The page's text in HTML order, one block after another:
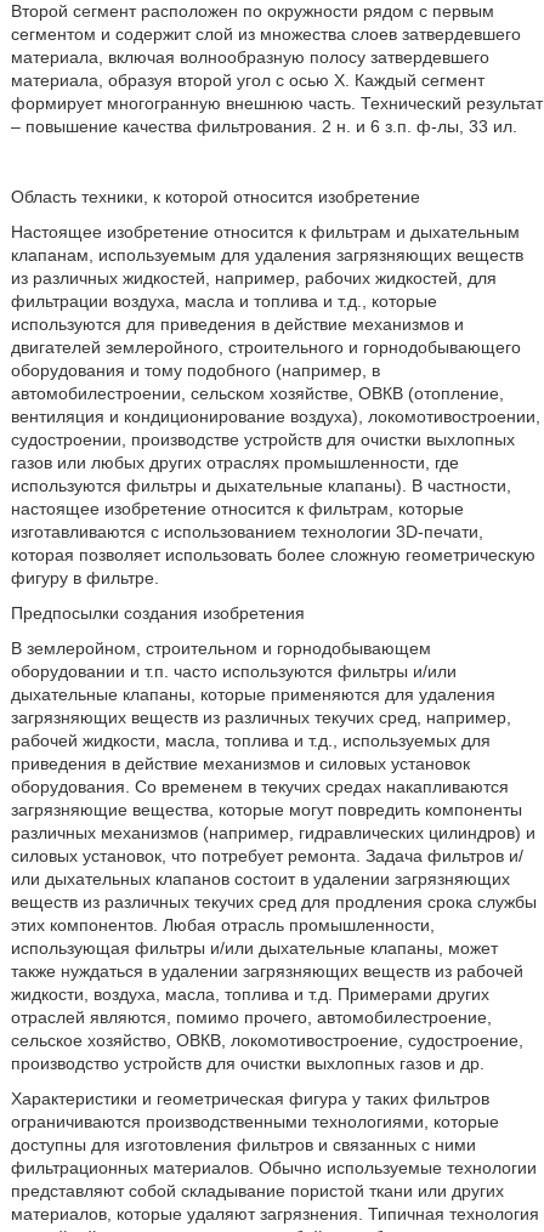
Второй сегмент расположен по окружности рядом с первым
сегментом и содержит слой из множества слоев затвердевшего
материала, включая волнообразную полосу затвердевшего
материала, образуя второй угол с осью X. Каждый сегмент
формирует многогранную внешнюю часть. Технический результат
– повышение качества фильтрования. 2 н. и 6 з.п. ф-лы, 33 ил.
Область техники, к которой относится изобретение
Настоящее изобретение относится к фильтрам и дыхательным
клапанам, используемым для удаления загрязняющих веществ
из различных жидкостей, например, рабочих жидкостей, для
фильтрации воздуха, масла и топлива и т.д., которые
используются для приведения в действие механизмов и
двигателей землеройного, строительного и горнодобывающего
оборудования и тому подобного (например, в
автомобилестроении, сельском хозяйстве, ОВКВ (отопление,
вентиляция и кондиционирование воздуха), локомотивостроении,
судостроении, производстве устройств для очистки выхлопных
газов или любых других отраслях промышленности, где
используются фильтры и дыхательные клапаны). В частности,
настоящее изобретение относится к фильтрам, которые
изготавливаются с использованием технологии 3D-печати,
которая позволяет использовать более сложную геометрическую
фигуру в фильтре.
Предпосылки создания изобретения
В землеройном, строительном и горнодобывающем
оборудовании и т.п. часто используются фильтры и/или
дыхательные клапаны, которые применяются для удаления
загрязняющих веществ из различных текучих сред, например,
рабочей жидкости, масла, топлива и т.д., используемых для
приведения в действие механизмов и силовых установок
оборудования. Со временем в текучих средах накапливаются
загрязняющие вещества, которые могут повредить компоненты
различных механизмов (например, гидравлических цилиндров) и
силовых установок, что потребует ремонта. Задача фильтров и/
или дыхательных клапанов состоит в удалении загрязняющих
веществ из различных текучих сред для продления срока службы
этих компонентов. Любая отрасль промышленности,
использующая фильтры и/или дыхательные клапаны, может
также нуждаться в удалении загрязняющих веществ из рабочей
жидкости, воздуха, масла, топлива и т.д. Примерами других
отраслей являются, помимо прочего, автомобилестроение,
сельское хозяйство, ОВКВ, локомотивостроение, судостроение,
производство устройств для очистки выхлопных газов и др.
Характеристики и геометрическая фигура у таких фильтров
ограничиваются производственными технологиями, которые
доступны для изготовления фильтров и связанных с ними
фильтрационных материалов. Обычно используемые технологии
представляют собой складывание пористой ткани или других
материалов, которые удаляют загрязнения. Типичная технология